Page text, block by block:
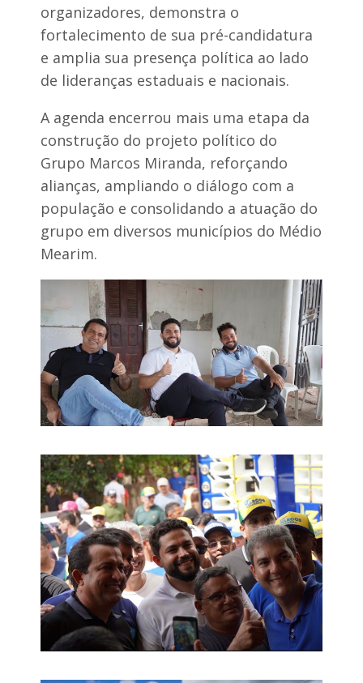
organizadores, demonstra o
fortalecimento de sua pré-candidatura
e amplia sua presença política ao lado
de lideranças estaduais e nacionais.
A agenda encerrou mais uma etapa da
construção do projeto político do
Grupo Marcos Miranda, reforçando
alianças, ampliando o diálogo com a
população e consolidando a atuação do
grupo em diversos municípios do Médio
Mearim.